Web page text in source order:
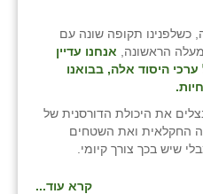
עתה, כשלפנינו תקופה שונה עם
הראשונה, אנחנו עדיין
היסוד אלה, בבואנו
את היכולת הדורסנית של
החקלאית ואת השטחים
שיש בכך צורך קיומי.
קרא עוד...